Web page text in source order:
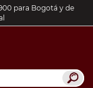
para Bogotá y de